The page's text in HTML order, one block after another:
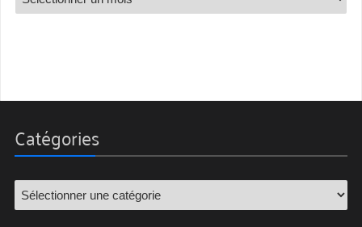
Catégories